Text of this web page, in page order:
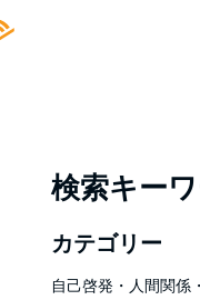
検索キー
カテゴリー
自己啓発・人間関係